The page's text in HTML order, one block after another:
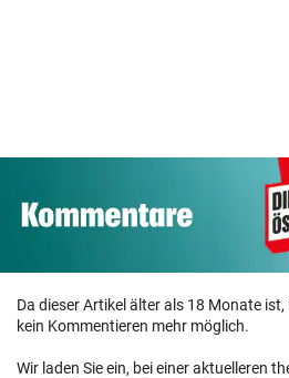
Da dieser Artikel älter als 18 Monate
kein Kommentieren mehr möglich.
Wir laden Sie ein, bei einer aktuelleren